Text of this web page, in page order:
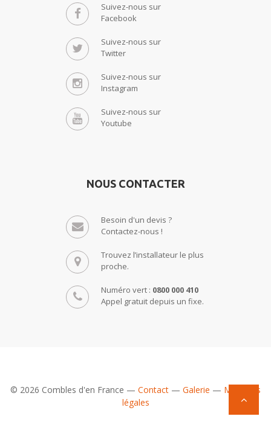
Suivez-nous sur
Facebook
Suivez-nous sur
Twitter
Suivez-nous sur
Instagram
Suivez-nous sur
Youtube
NOUS CONTACTER
Besoin d'un devis ?
Contactez-nous !
Trouvez l’installateur le plus
proche.
Numéro vert : 0800 000 410
Appel gratuit depuis un fixe.
© 2026 Combles d'en France — Contact — Galerie — Mentions
légales